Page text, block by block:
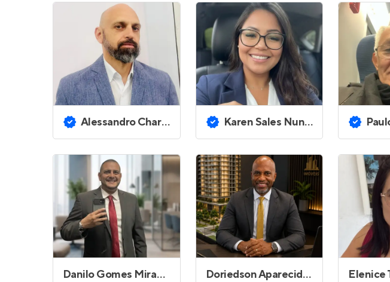
Entrar no
Alessandro Charles Proficio Karen Sales Nunes Paulo
Danilo Gomes Miranda da Silva Doriedson Aparecido Viana Elenice